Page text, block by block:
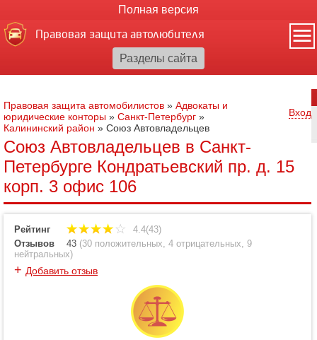
Полная версия
Правовая защита автолюбителя
Правовая защита автомобилистов » Адвокаты и
юридические конторы » Санкт-Петербург »
Калининский район » Союз Автовладельцев
Вход
Союз Автовладельцев в Санкт-
Петербурге Кондратьевский пр. д. 15
корп. 3 офис 106
Рейтинг
4.4(43)
Отзывов
43 (30 положительных, 4 отрицательных, 9
нейтральных)
+ Добавить отзыв